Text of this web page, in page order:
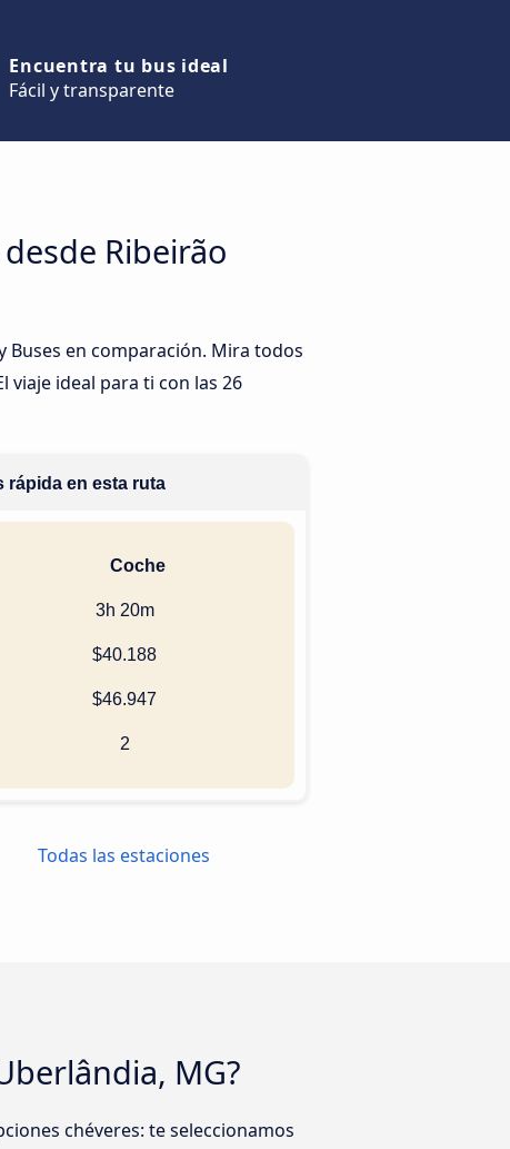
Encuentra tu bus ideal
Fácil y transparente
Ribeirão
Buses en comparación. Mira todos
viaje ideal para ti con las 26
rápida en esta ruta
Coche
3h 20m
$40.188
$46.947
2
Todas las estaciones
MG?
chéveres: te seleccionamos